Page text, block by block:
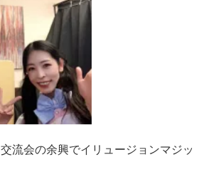
流会の余興でイリュージョンマジッ